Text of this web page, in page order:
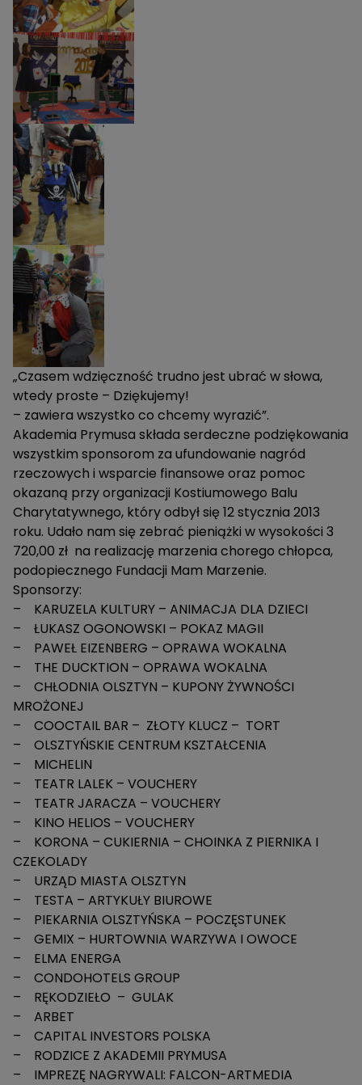
„Czasem wdzięczność trudno jest ubrać w słowa,
wtedy proste – Dziękujemy!
– zawiera wszystko co chcemy wyrazić”.
Akademia Prymusa składa serdeczne podziękowania
wszystkim sponsorom za ufundowanie nagród
rzeczowych i wsparcie finansowe oraz pomoc
okazaną przy organizacji Kostiumowego Balu
Charytatywnego, który odbył się 12 stycznia 2013
roku. Udało nam się zebrać pieniążki w wysokości 3
720,00 zł na realizację marzenia chorego chłopca,
podopiecznego Fundacji Mam Marzenie.
Sponsorzy:
– KARUZELA KULTURY – ANIMACJA DLA DZIECI
– ŁUKASZ OGONOWSKI – POKAZ MAGII
– PAWEŁ EIZENBERG – OPRAWA WOKALNA
– THE DUCKTION – OPRAWA WOKALNA
– CHŁODNIA OLSZTYN – KUPONY ŻYWNOŚCI
MROŻONEJ
– COOCTAIL BAR – ZŁOTY KLUCZ – TORT
– OLSZTYŃSKIE CENTRUM KSZTAŁCENIA
– MICHELIN
– TEATR LALEK – VOUCHERY
– TEATR JARACZA – VOUCHERY
– KINO HELIOS – VOUCHERY
– KORONA – CUKIERNIA – CHOINKA Z PIERNIKA I
CZEKOLADY
– URZĄD MIASTA OLSZTYN
– TESTA – ARTYKUŁY BIUROWE
– PIEKARNIA OLSZTYŃSKA – POCZĘSTUNEK
– GEMIX – HURTOWNIA WARZYWA I OWOCE
– ELMA ENERGA
– CONDOHOTELS GROUP
– RĘKODZIEŁO – GULAK
– ARBET
– CAPITAL INVESTORS POLSKA
– RODZICE Z AKADEMII PRYMUSA
– IMPREZĘ NAGRYWALI: FALCON-ARTMEDIA